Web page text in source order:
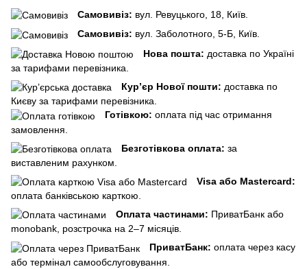
Самовивіз: вул. Ревуцького, 18, Київ.
Самовивіз: вул. Заболотного, 5-Б, Київ.
Нова пошта: доставка по Україні
за тарифами перевізника.
Кур’єр Нової пошти: доставка по
Києву за тарифами перевізника.
Готівкою: оплата під час отримання
замовлення.
Безготівкова оплата: за
виставленим рахунком.
Visa або Mastercard:
оплата банківською карткою.
Оплата частинами: ПриватБанк або
monobank, розстрочка на 2–7 місяців.
ПриватБанк: оплата через касу
або термінал самообслуговування.